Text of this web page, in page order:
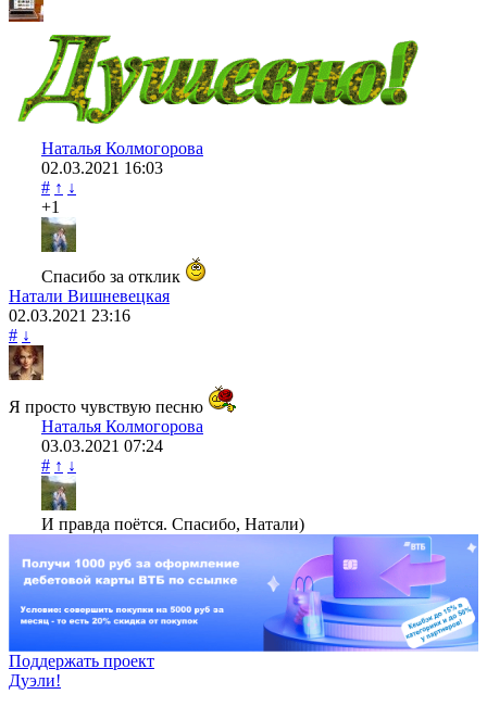
Наталья Колмогорова
02.03.2021 16:03
# ↑ ↓
+1
Спасибо за отклик
Натали Вишневецкая
02.03.2021 23:16
# ↓
Я просто чувствую песню
Наталья Колмогорова
03.03.2021 07:24
# ↑ ↓
И правда поётся. Спасибо, Натали)
Поддержать проект
Дуэли!